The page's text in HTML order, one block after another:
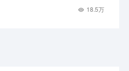
18.5万